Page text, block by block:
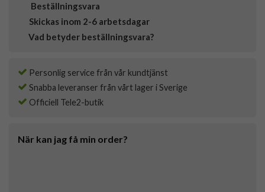
Beställningsvara
Skickas inom 2-6 arbetsdagar
Vad betyder beställningsvara?
Personlig service från vår kundtjänst
Snabba leveranser från vårt lager i Sverige
Officiell Tele2-butik
När kan jag få min order?